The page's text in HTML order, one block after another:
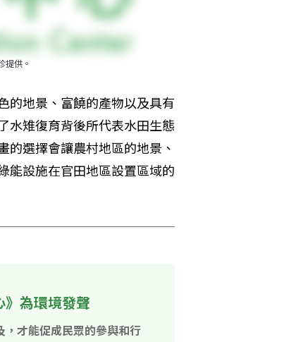
提供。
的地景、富饒的產物以及具有
水雉復育背後所代表水田生態
選擇會讓農村地區的地景、
能設施在官田地區設置區域的
為環境發聲
，才能促成民眾的參與和行